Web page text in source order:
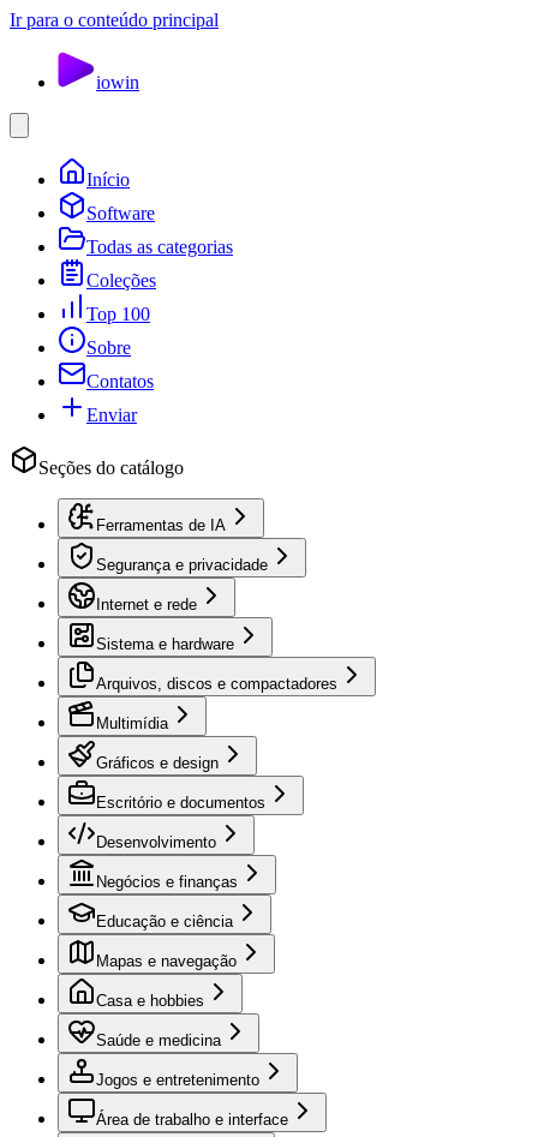
Ir para o conteúdo principal
iowin
Início
Software
Todas as categorias
Coleções
Top 100
Sobre
Contatos
Enviar
Seções do catálogo
Ferramentas de IA
Segurança e privacidade
Internet e rede
Sistema e hardware
Arquivos, discos e compactadores
Multimídia
Gráficos e design
Escritório e documentos
Desenvolvimento
Negócios e finanças
Educação e ciência
Mapas e navegação
Casa e hobbies
Saúde e medicina
Jogos e entretenimento
Área de trabalho e interface